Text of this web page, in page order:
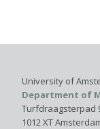
University of
Department of
Turfdraagsterpad
1012 XT